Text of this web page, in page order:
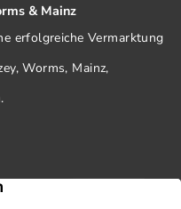
& Mainz
erfolgreiche Vermarktung
Worms, Mainz,